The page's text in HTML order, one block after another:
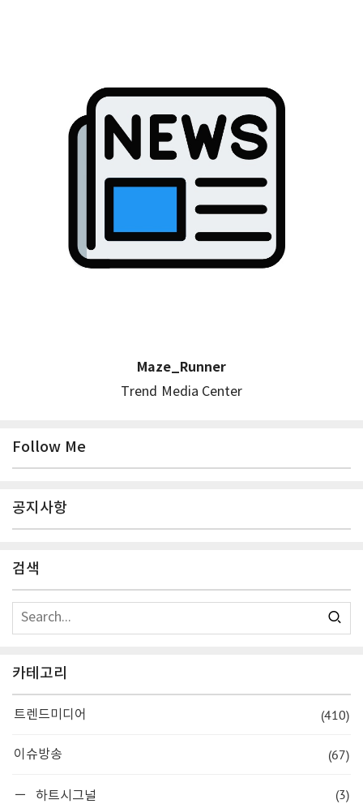
Maze_Runner
Trend Media Center
Follow Me
공지사항
검색
카테고리
트렌드미디어 (410)
이슈방송 (67)
하트시그널 (3)